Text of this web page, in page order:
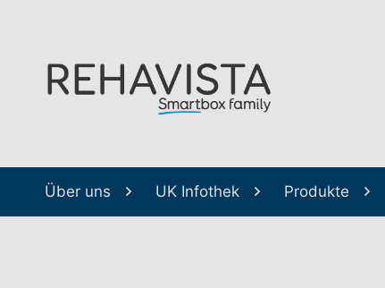
Über uns UK Infothek Produkte